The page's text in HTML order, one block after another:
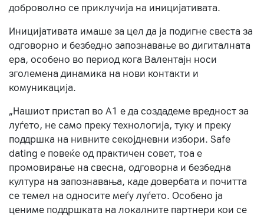
доброволно се приклучија на иницијативата.
Иницијативата имаше за цел да ја подигне свеста за
одговорно и безбедно запознавање во дигиталната
ера, особено во период кога Валентајн носи
зголемена динамика на нови контакти и
комуникација.
„Нашиот пристап во А1 е да создадеме вредност за
луѓето, не само преку технологија, туку и преку
поддршка на нивните секојдневни избори. Safe
dating е повеќе од практичен совет, тоа е
промовирање на свесна, одговорна и безбедна
култура на запознавања, каде довербата и почитта
се темел на односите меѓу луѓето. Особено ја
цениме поддршката на локалните партнери кои се